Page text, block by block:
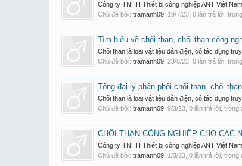
Công ty TNHH Thiết bị công nghiệp ANT Việt
Chủ đề bởi: tramanh09 19/7/23 , 0 lần trả lời,
Tìm hiểu về chổi than, chổi than công
Chổi than là loai vật liệu dẫn điện, có tác dụng
Chủ đề bởi: tramanh09 23/5/23 , 0 lần trả lời,
Tổng đại lý phân phối chổi than, chổi
Chổi than là loai vật liệu dẫn điện, có tác dụng
Chủ đề bởi: tramanh09 9/3/23 , 0 lần trả lời, trong
CHỔI THAN CÔNG NGHIỆP CHO CÁC
Công ty TNHH Thiết bị công nghiệp ANT Việt
Chủ đề bởi: tramanh09 1/3/23 , 0 lần trả lời, trong